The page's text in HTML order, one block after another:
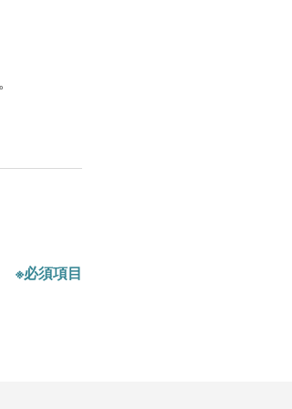
※必須項目